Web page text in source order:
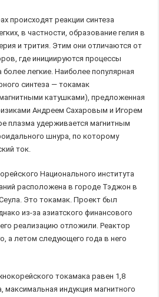
происходят реакции синтеза
в частности, образование гелия в
и трития. Этим они отличаются от
где инициируются процессы
легкие. Наиболее популярная
синтеза — токамак
катушками), предложенная
Андреем Сахаровым и Игорем
плазма удерживается магнитным
шнура, по которому
ток.
Национального института
расположена в городе Тэджон в
Это токамак. Проект был
из-за азиатского финансового
реализацию отложили. Реактор
а летом следующего года в него
токамака равен 1,8
индукция магнитного